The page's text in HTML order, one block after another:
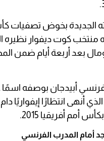
الجديدة بخوض تصفيات
ويواجه منتخب كوت ديفوار
بعد أربعة أيام ضمن
أبيدجان بوصفه اسمًا
أمم أفريقيا 2015.
أمام المدرب الفرنسي